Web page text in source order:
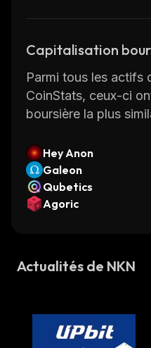
Capitalisation
Parmi tous les actifs
CoinStats, ceux-ci
boursière la plus
Hey Anon
Galeon
Qubetics
Agoric
Actualités de NKN